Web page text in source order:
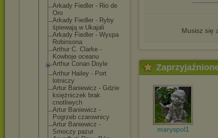
Arkady Fiedler - Rio de
Oro
Arkady Fiedler - Ryby
śpiewają w Ukajali
Arkady Fiedler - Wyspa
Robinsona
Arthur C. Clarke -
Kowboje oceanu
Arthur Conan Doyle
Arthur Hailey - Port
lotniczy
Artur Baniewicz - Gdzie
księżniczek brak
cnotliwych
Artur Baniewicz -
Pogrzeb czarownicy
Artur Baniewicz -
Smoczy pazur
Musisz się
maryspol1